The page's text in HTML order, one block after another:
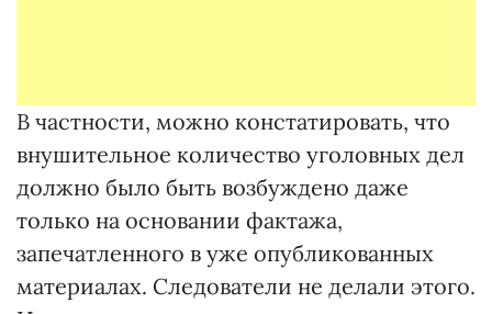
В частности, можно констатировать, что
внушительное количество уголовных дел
должно было быть возбуждено даже
только на основании фактажа,
запечатленного в уже опубликованных
материалах. Следователи не делали этого.